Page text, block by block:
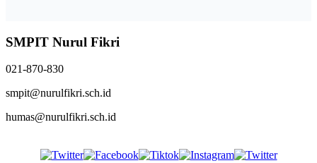
2010 - 2015
2010 - 2013
SMPIT Nurul Fikri
021-870-830
smpit@nurulfikri.sch.id
humas@nurulfikri.sch.id